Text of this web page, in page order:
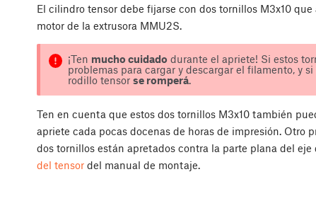
El cilindro tensor debe fijarse con dos tornillos M3x10
motor de la extrusora MMU2S.
¡Ten mucho cuidado durante el apriete! Si estos
problemas para cargar y descargar el filamento, y
rodillo tensor se romperá.
Ten en cuenta que estos dos tornillos M3x10 también
apriete cada pocas docenas de horas de impresión. Otro
dos tornillos están apretados contra la parte plana del eje
del tensor del manual de montaje.